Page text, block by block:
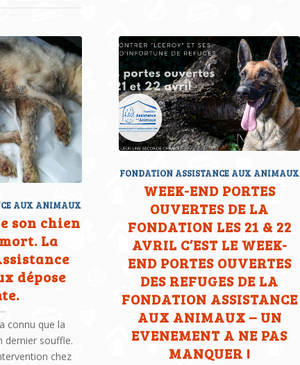
AUX ANIMAUX
son chien
La
dépose
connu que la
dernier souffle.
chez
FONDATION ASSISTANCE AUX ANIMAUX
WEEK-END PORTES
OUVERTES DE LA
FONDATION LES 21 & 22
AVRIL C’EST LE WEEK-
END PORTES OUVERTES
DES REFUGES DE LA
FONDATION ASSISTANCE
AUX ANIMAUX – UN
EVENEMENT A NE PAS
MANQUER !